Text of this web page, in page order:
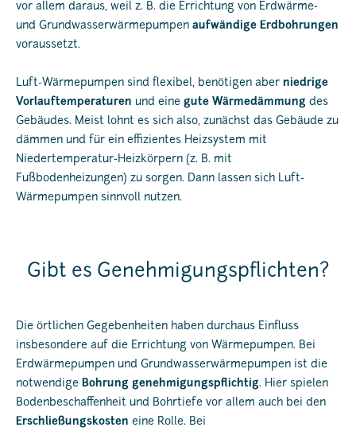
vor allem daraus, weil z. B. die Errichtung von Erdwärme-
und Grundwasserwärmepumpen aufwändige Erdbohrungen
voraussetzt.
Luft-Wärmepumpen sind flexibel, benötigen aber niedrige
Vorlauftemperaturen und eine gute Wärmedämmung des
Gebäudes. Meist lohnt es sich also, zunächst das Gebäude zu
dämmen und für ein effizientes Heizsystem mit
Niedertemperatur-Heizkörpern (z. B. mit
Fußbodenheizungen) zu sorgen. Dann lassen sich Luft-
Wärmepumpen sinnvoll nutzen.
Gibt es Genehmigungspflichten?
Die örtlichen Gegebenheiten haben durchaus Einfluss
insbesondere auf die Errichtung von Wärmepumpen. Bei
Erdwärmepumpen und Grundwasserwärmepumpen ist die
notwendige Bohrung genehmigungspflichtig. Hier spielen
Bodenbeschaffenheit und Bohrtiefe vor allem auch bei den
Erschließungskosten eine Rolle. Bei